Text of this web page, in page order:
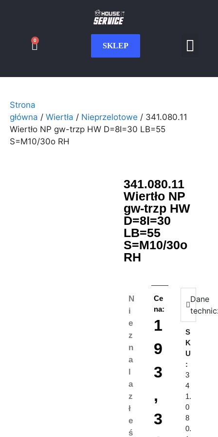
SKLEP
0
Strona
główna / Wiertła / Nieprzelotowe / 341.080.11
Wiertło NP gw-trzp HW D=8I=30 LB=55
S=M10/30o RH
341.080.11
Wiertło NP
gw-trzp HW
D=8I=30
LB=55
S=M10/30o
RH
N
i
e
z
n
a
l
a
z
ł
e
ś
Ce
na:
1
9
3
,
3
Dane
S
K
U
:
3
4
1.
0
8
0.